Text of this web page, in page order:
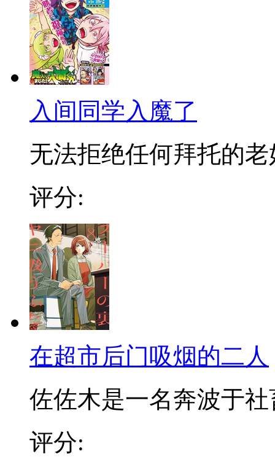
入间同学入魔了
无法拒绝任何拜托的老
评分:
在超市后门吸烟的二人
佐佐木是一名奔波于社
评分: